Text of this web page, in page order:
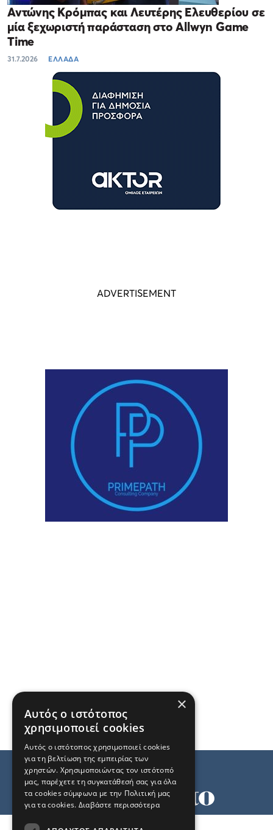
Αντώνης Κρόμπας και Λευτέρης Ελευθερίου σε
μία ξεχωριστή παράσταση στο Allwyn Game
Time
31.7.2026 ΕΛΛΑΔΑ
×
Αυτός ο ιστότοπος
χρησιμοποιεί cookies
Αυτός ο ιστότοπος χρησιμοποιεί cookies
για τη βελτίωση της εμπειρίας των
χρηστών. Χρησιμοποιώντας τον ιστότοπό
μας, παρέχετε τη συγκατάθεσή σας για όλα
τα cookies σύμφωνα με την Πολιτική μας
για τα cookies. Διαβάστε περισσότερα